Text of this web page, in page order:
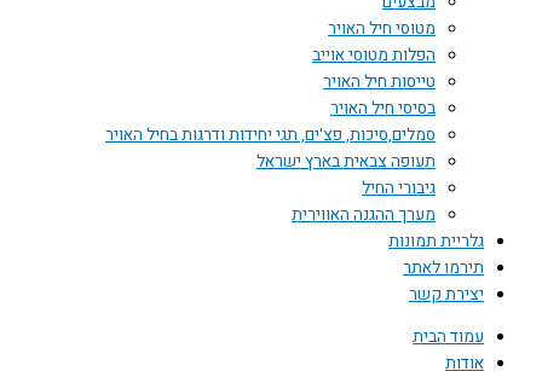
מטוסי חיל האויר
הפלות מטוסי אוייב
טייסות חיל האויר
בסיסי חיל האויר
סמלים,סיכות, פצ'ים, תגי יחידות ודרגות בחיל האויר
תעופה צבאית בארץ ישראל
גיבורי החיל
מערך ההגנה האווירית
גלריית תמונות
תירמו לאתר
יצירת קשר
עמוד הבית
אודות